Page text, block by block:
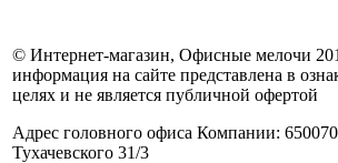
© Интернет-магазин, Офисные мелочи
информация на сайте представлена в
целях и не является публичной офертой
Адрес головного офиса Компании:
Тухачевского 31/3